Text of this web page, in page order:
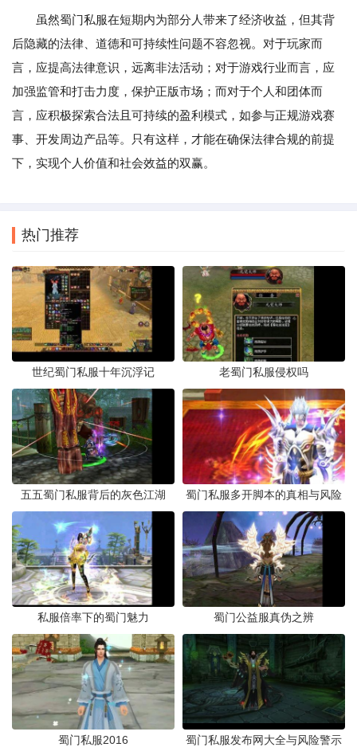
虽然蜀门私服在短期内为部分人带来了经济收益，但其背
后隐藏的法律、道德和可持续性问题不容忽视。对于玩家而
言，应提高法律意识，远离非法活动；对于游戏行业而言，应
加强监管和打击力度，保护正版市场；而对于个人和团体而
言，应积极探索合法且可持续的盈利模式，如参与正规游戏赛
事、开发周边产品等。只有这样，才能在确保法律合规的前提
下，实现个人价值和社会效益的双赢。
热门推荐
世纪蜀门私服十年沉浮记 老蜀门私服侵权吗
五五蜀门私服背后的灰色江湖 蜀门私服多开脚本的真相与风险
私服倍率下的蜀门魅力 蜀门公益服真伪之辨
蜀门私服2016 蜀门私服发布网大全与风险警示